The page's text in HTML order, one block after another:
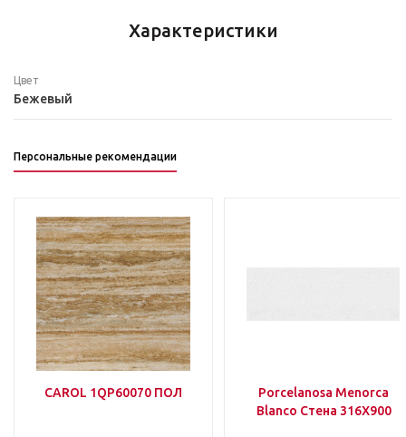
Характеристики
Цвет
Бежевый
Персональные рекомендации
CAROL 1QP60070 ПОЛ
Porcelanosa Menorca
Blanco Стена 316Х900